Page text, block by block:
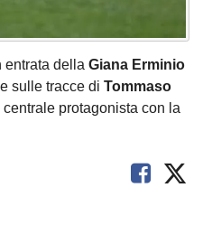
entrata della Giana Erminio
sulle tracce di Tommaso
protagonista con la